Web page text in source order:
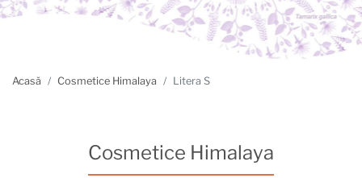
Acasă Cosmetice Himalaya Litera S
Cosmetice Himalaya